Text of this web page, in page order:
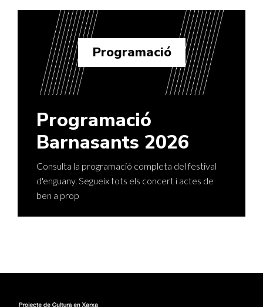
Programació
Programació
Barnasants 2026
Consulta la programació completa del festival
d'enguany. Segueix tots els concert i actes de
ben a prop